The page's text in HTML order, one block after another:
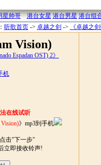
星帅哥 港台女星 港台男星 港台组
听歌首页 -> 卓越之剑 -> 《卓越之
Vision)
Espadan OST) 2》
机
在线试听
Vision)》mp3到手机
击"下一步"
立即接收铃声!